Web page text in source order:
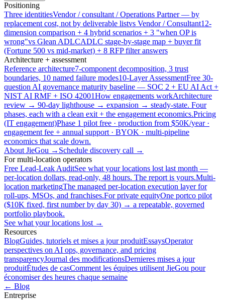
Positioning
Three identitiesVendor / consultant / Operations Partner — by
replacement cost, not by deliverable listvs Vendor / Consultant12-
dimension comparison + 4 hybrid scenarios + 3 "when OP is
wrong"vs Glean ADLCADLC stage-by-stage map + buyer fit
(Fortune 500 vs mid-market) + 8 RFP filter answers
Architecture + assessment
Reference architecture7-component decomposition, 3 trust
boundaries, 10 named failure modes10-Layer AssessmentFree 30-
question AI governance maturity baseline — SOC 2 + EU AI Act +
NIST AI RMF + ISO 42001How engagements workArchitecture
review → 90-day lighthouse → expansion → steady-state. Four
phases, each with a clean exit + the engagement economics.Pricing
(IT engagement)Phase 1 pilot free · production from $50K/year ·
engagement fee + annual support · BYOK · multi-pipeline
economics that scale down.
About JieGou → Schedule discovery call →
For multi-location operators
Free Lead-Leak AuditSee what your locations lost last month —
per-location dollars, read-only, 48 hours. The report is yours.Multi-
location marketingThe managed per-location execution layer for
roll-ups, MSOs, and franchises.For private equityOne portco pilot
($10K fixed, first number by day 30) → a repeatable, governed
portfolio playbook.
See what your locations lost →
Resources
BlogGuides, tutoriels et mises a jour produitEssaysOperator
perspectives on AI ops, governance, and pricing
transparencyJournal des modificationsDernieres mises a jour
produitÉtudes de casComment les équipes utilisent JieGou pour
économiser des heures chaque semaine
← Blog
Entreprise